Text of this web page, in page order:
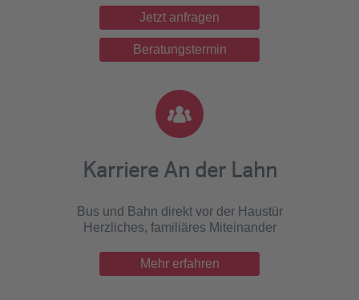
Jetzt anfragen
Beratungstermin
Karriere An der Lahn
Bus und Bahn direkt vor der Haustür
Herzliches, familiäres Miteinander
Mehr erfahren